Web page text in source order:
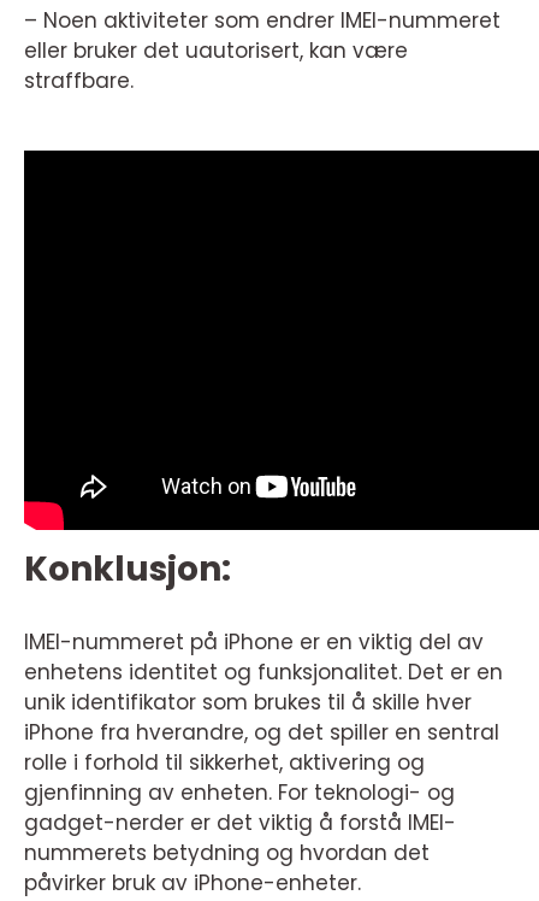
– Noen aktiviteter som endrer IMEI-nummeret
eller bruker det uautorisert, kan være
straffbare.
Konklusjon:
IMEI-nummeret på iPhone er en viktig del av
enhetens identitet og funksjonalitet. Det er en
unik identifikator som brukes til å skille hver
iPhone fra hverandre, og det spiller en sentral
rolle i forhold til sikkerhet, aktivering og
gjenfinning av enheten. For teknologi- og
gadget-nerder er det viktig å forstå IMEI-
nummerets betydning og hvordan det
påvirker bruk av iPhone-enheter.